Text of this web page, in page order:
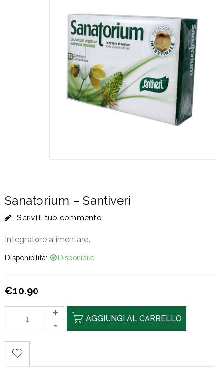
Sanatorium – Santiveri
Scrivi il tuo commento
Integratore alimentare.
Disponibilità: Disponibile
€10.90
AGGIUNGI AL CARRELLO